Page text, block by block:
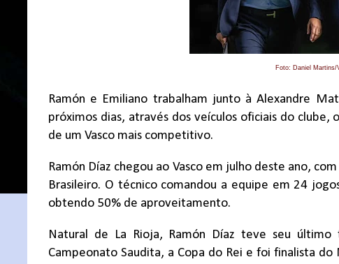
Foto: Daniel Martins/
Ramón e Emiliano trabalham junto à Alexandre
próximos dias, através dos veículos oficiais do clube,
de um Vasco mais competitivo.
Ramón Díaz chegou ao Vasco em julho deste ano,
Brasileiro. O técnico comandou a equipe em 24
obtendo 50% de aproveitamento.
Natural de La Rioja, Ramón Díaz teve seu
Campeonato Saudita, a Copa do Rei e foi finalista